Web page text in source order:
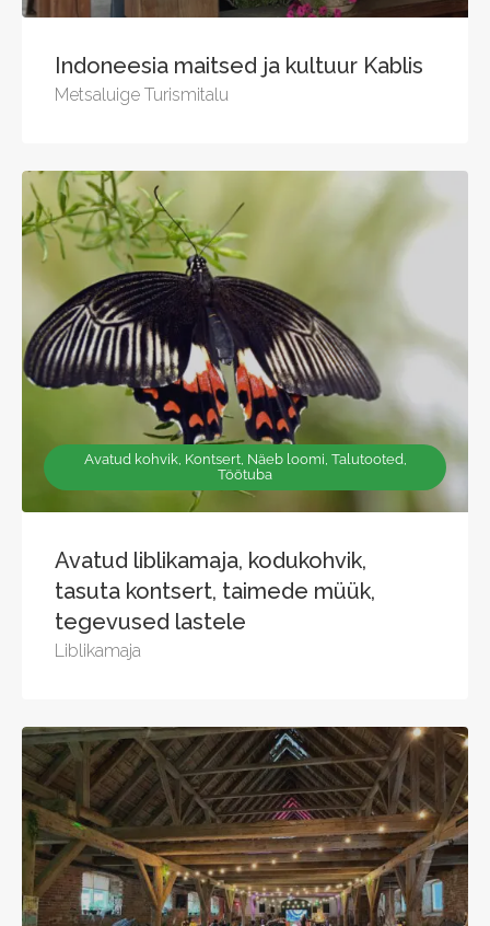
Indoneesia maitsed ja kultuur Kablis
Metsaluige Turismitalu
Avatud kohvik, Kontsert, Näeb loomi, Talutooted,
Töötuba
Avatud liblikamaja, kodukohvik,
tasuta kontsert, taimede müük,
tegevused lastele
Liblikamaja